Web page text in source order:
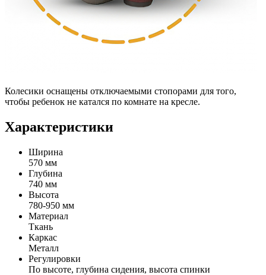
Колесики оснащены отключаемыми стопорами для того,
чтобы ребенок не катался по комнате на кресле.
Характеристики
Ширина
570 мм
Глубина
740 мм
Высота
780-950 мм
Материал
Ткань
Каркас
Металл
Регулировки
По высоте, глубина сидения, высота спинки